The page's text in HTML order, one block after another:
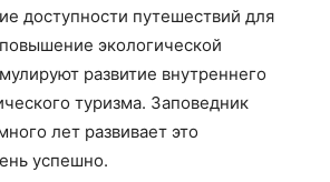
доступности путешествий для
экологической
развитие внутреннего
туризма. Заповедник
лет развивает это
успешно.